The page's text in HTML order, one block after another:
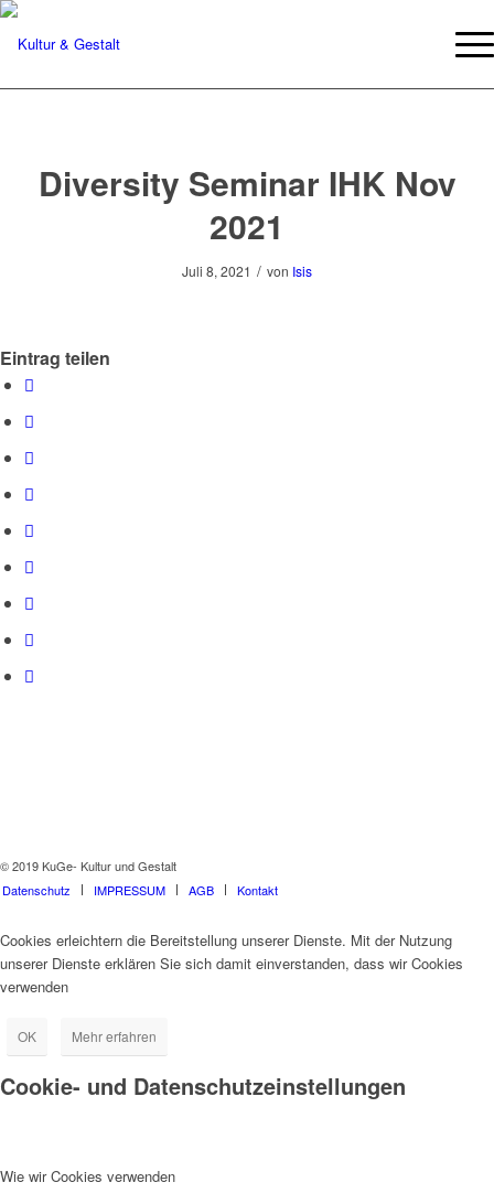
Diversity Seminar IHK Nov
2021
Juli 8, 2021 / von Isis
Eintrag teilen
© 2019 KuGe- Kultur und Gestalt
Datenschutz
IMPRESSUM AGB Kontakt
Cookies erleichtern die Bereitstellung unserer Dienste. Mit der Nutzung
unserer Dienste erklären Sie sich damit einverstanden, dass wir Cookies
verwenden
OK Mehr erfahren
Cookie- und Datenschutzeinstellungen
Wie wir Cookies verwenden